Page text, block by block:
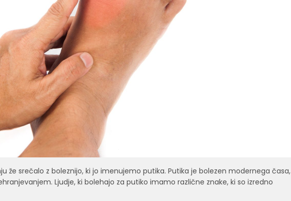
že srečalo z boleznijo, ki jo imenujemo putika. Putika je bolezen modernega časa,
Ljudje, ki bolehajo za putiko imamo različne znake, ki so izredno